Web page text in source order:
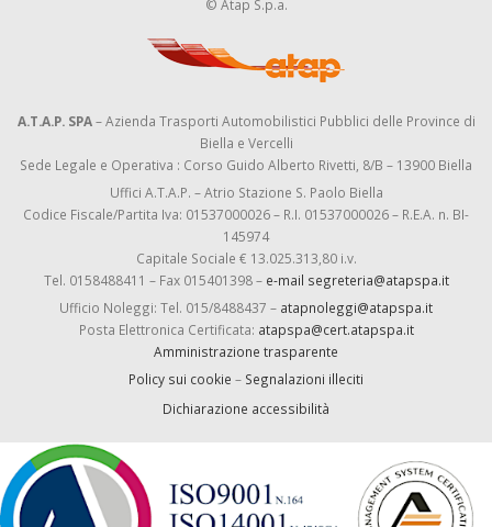
© Atap S.p.a.
A.T.A.P. SPA– Azienda Trasporti Automobilistici Pubblici delle Province di
Biella e Vercelli
Sede Legale e Operativa : Corso Guido Alberto Rivetti, 8/B – 13900 Biella
Uffici A.T.A.P. – Atrio Stazione S. Paolo Biella
Codice Fiscale/Partita Iva: 01537000026 – R.I. 01537000026 – R.E.A. n. BI-
145974
Capitale Sociale € 13.025.313,80 i.v.
Tel. 0158488411 – Fax 015401398 – e-mail segreteria@atapspa.it
Ufficio Noleggi: Tel. 015/8488437 – atapnoleggi@atapspa.it
Posta Elettronica Certificata: atapspa@cert.atapspa.it
Amministrazione trasparente
Policy sui cookie – Segnalazioni illeciti
Dichiarazione accessibilità